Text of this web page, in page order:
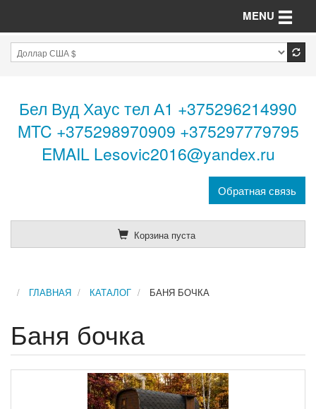
Бел Вуд Хаус тел А1 +375296214990
MTC +375298970909 +375297779795
EMAIL Lesovic2016@yandex.ru
Обратная связь
Корзина пуста
MENU Toggle
ГЛАВНАЯ КАТАЛОГ БАНЯ БОЧКА
Баня бочка